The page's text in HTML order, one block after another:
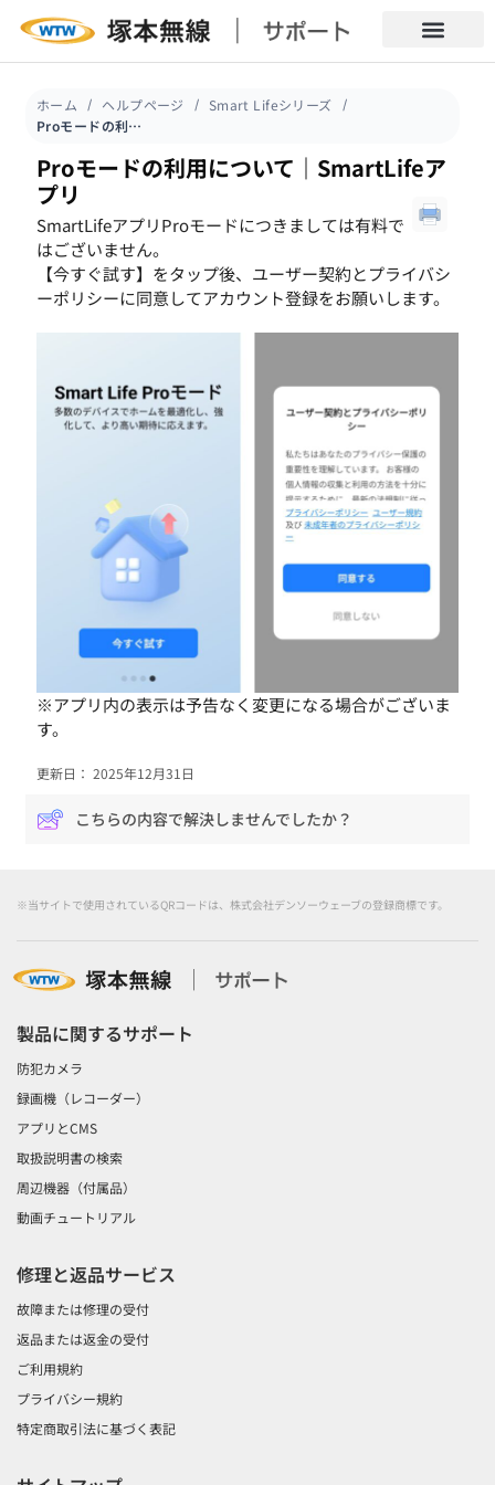
ホーム ヘルプページ
Smart Lifeシリーズ
Proモードの利用について｜SmartLifeアプリ
Proモードの利用について｜SmartLifeア
プリ
SmartLifeアプリProモードにつきましては有料で
はございません。
【今すぐ試す】をタップ後、ユーザー契約とプライバシ
ーポリシーに同意してアカウント登録をお願いします。
※アプリ内の表示は予告なく変更になる場合がございま
す。
更新日： 2025年12月31日
こちらの内容で解決しませんでしたか？
※当サイトで使用されているQRコードは、株式会社デンソーウェーブの登録商標です。
製品に関するサポート
防犯カメラ
録画機（レコーダー）
アプリとCMS
取扱説明書の検索
周辺機器（付属品）
動画チュートリアル
修理と返品サービス
故障または修理の受付
返品または返金の受付
ご利用規約
プライバシー規約
特定商取引法に基づく表記